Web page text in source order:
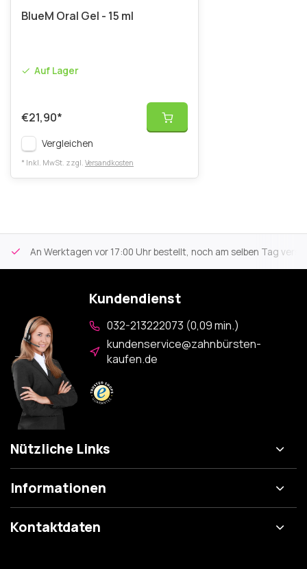
BlueM Oral Gel - 15 ml
Auf Lager
€21,90*
Vergleichen
* Inkl. MwSt. zzgl. Versandkosten
An Werktagen vor 17:00 Uhr bestellt, noch am selben Tag
Kundendienst
032-213222073 (0,09 min.)
kundenservice@zahnbürsten-
kaufen.de
Nützliche Links
Informationen
Kontaktdaten